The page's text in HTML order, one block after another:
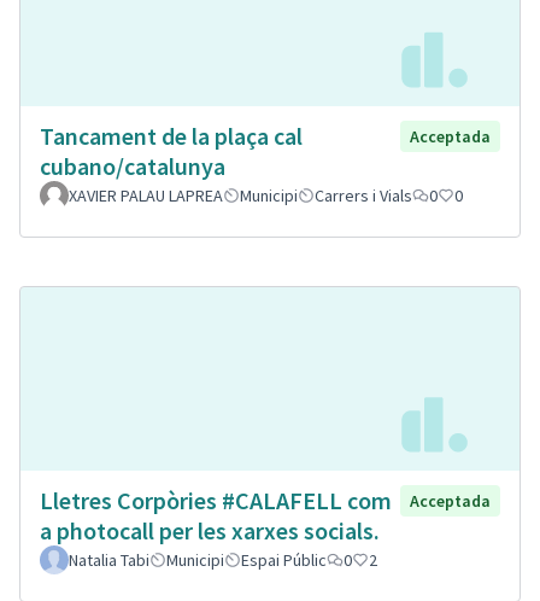
Tancament de la plaça cal
cubano/catalunya
Acceptada
XAVIER PALAU LAPREA Municipi Carrers i Vials 0 0
Lletres Corpòries #CALAFELL com
a photocall per les xarxes socials.
Acceptada
Natalia Tabi Municipi Espai Públic 0 2